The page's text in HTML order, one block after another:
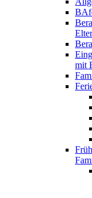
mit